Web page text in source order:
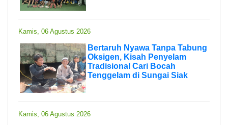
Kamis, 06 Agustus 2026
Bertaruh Nyawa Tanpa Tabung
Oksigen, Kisah Penyelam
Tradisional Cari Bocah
Tenggelam di Sungai Siak
Kamis, 06 Agustus 2026